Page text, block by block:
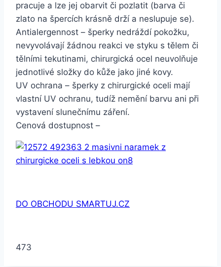
pracuje a lze jej obarvit či pozlatit (barva či
zlato na špercích krásně drží a neslupuje se).
Antialergennost – šperky nedráždí pokožku,
nevyvolávají žádnou reakci ve styku s tělem či
tělními tekutinami, chirurgická ocel neuvolňuje
jednotlivé složky do kůže jako jiné kovy.
UV ochrana – šperky z chirurgické oceli mají
vlastní UV ochranu, tudíž nemění barvu ani při
vystavení slunečnímu záření.
Cenová dostupnost –
DO OBCHODU SMARTUJ.CZ
473